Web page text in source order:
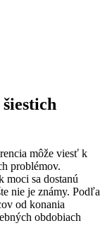
môže viesť k
problémov.
moci sa dostanú
nie je známy. Podľa
od konania
obdobiach